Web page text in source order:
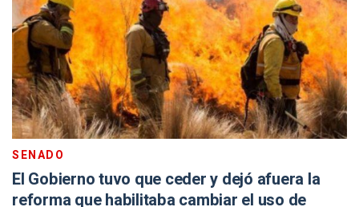
SENADO
El Gobierno tuvo que ceder y dejó afuera la
reforma que habilitaba cambiar el uso de